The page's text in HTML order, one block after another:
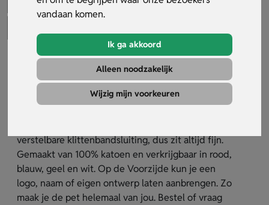
vandaan komen.
Ik ga akkoord
Alleen noodzakelijk
Wijzig mijn voorkeuren
Sportkid Kinder Pet
Artikelnummer:35308
verstelbare klittenbandsluiting, dus zit altijd fijn.
Gemaakt van 100% katoen en verkrijgbaar in rood,
blauw, geel en wit. Op de Voorzijde kun je een
logo, naam of eigen ontwerp laten aanbrengen. Zo
maak je de pet helemaal van jou. Bestel of vraag